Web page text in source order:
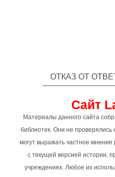
ОТКАЗ ОТ
Сайт
Материалы данного сайта
библиотек. Они не проверялись
могут выражать частное мнение
с текущей версией истории,
учреждениях. Любое их